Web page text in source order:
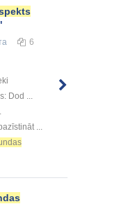
6
Dod ...
...